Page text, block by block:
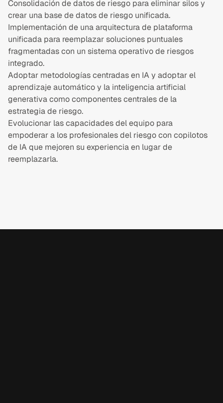
Consolidación de datos de riesgo para eliminar silos y
crear una base de datos de riesgo unificada.
Implementación de una arquitectura de plataforma
unificada para reemplazar soluciones puntuales
fragmentadas con un sistema operativo de riesgos
integrado.
Adoptar metodologías centradas en IA y adoptar el
aprendizaje automático y la inteligencia artificial
generativa como componentes centrales de la
estrategia de riesgo.
Evolucionar las capacidades del equipo para
empoderar a los profesionales del riesgo con copilotos
de IA que mejoren su experiencia en lugar de
reemplazarla.